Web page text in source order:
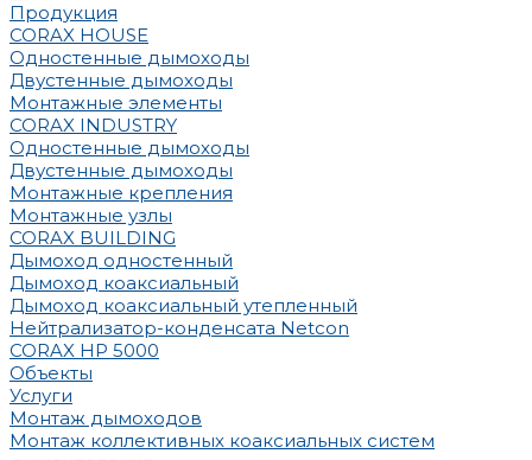
Продукция
CORAX HOUSE
Одностенные дымоходы
Двустенные дымоходы
Монтажные элементы
CORAX INDUSTRY
Одностенные дымоходы
Двустенные дымоходы
Монтажные крепления
Монтажные узлы
CORAX BUILDING
Дымоход одностенный
Дымоход коаксиальный
Дымоход коаксиальный утепленный
Нейтрализатор-конденсата Netcon
CORAX HP 5000
Объекты
Услуги
Монтаж дымоходов
Монтаж коллективных коаксиальных систем